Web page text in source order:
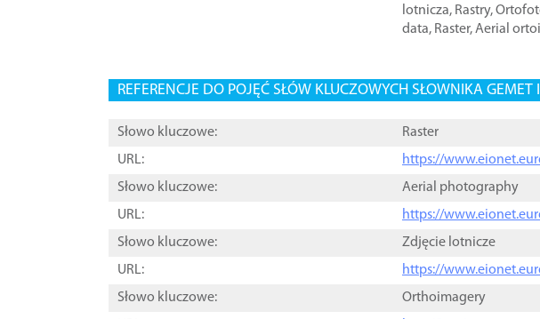
lotnicza, Rastry,
data, Raster,Aerial
REFERENCJE DO POJĘĆ SŁÓW KLUCZOWYCH SŁOWNIKA GEMET
Słowo kluczowe:
Raster
URL:
https://
Słowo kluczowe:
Aerial photography
URL:
https://
Słowo kluczowe:
Zdjęcie lotnicze
URL:
https://
Słowo kluczowe:
Orthoimagery